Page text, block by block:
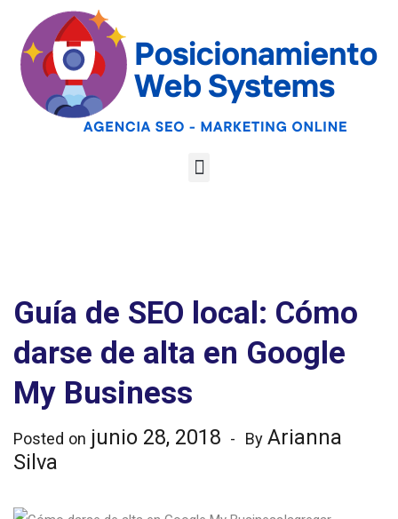
Guía de SEO local: Cómo
darse de alta en Google
My Business
Posted on junio 28, 2018 By Arianna
Silva
Optimiza tu web
para las AI
Google
Overviews y los
LLMs
Analiza tu web gratis